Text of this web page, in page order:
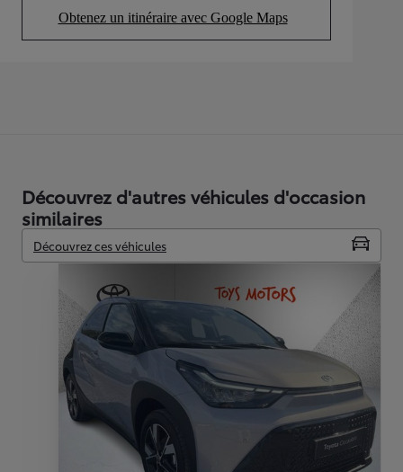
Obtenez un itinéraire avec Google Maps
(Opens in new tab)
Découvrez d'autres véhicules d'occasion
similaires
Découvrez ces véhicules